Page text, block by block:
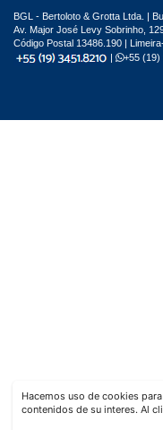
Hacemos uso de cookies
contenidos de su interes. Al
BGL - Bertoloto & Grotta Ltda. |
Av. Major José Levy Sobrinho,
Código Postal 13486.190 |
|
+55 (19)